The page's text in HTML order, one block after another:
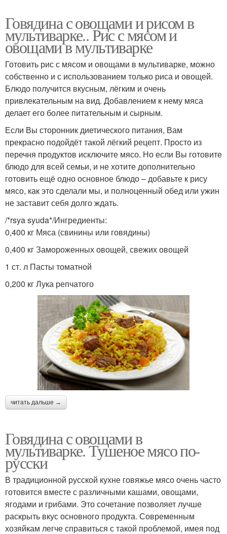
Говядина с овощами и рисом в
мультиварке.. Рис с мясом и
овощами в мультиварке
Готовить рис с мясом и овощами в мультиварке, можно
собственно и с использованием только риса и овощей.
Блюдо получится вкусным, лёгким и очень
привлекательным на вид. Добавлением к нему мяса
делает его более питательным и сырным.
Если Вы сторонник диетического питания, Вам
прекрасно подойдёт такой лёгкий рецепт. Просто из
перечня продуктов исключите мясо. Но если Вы готовите
блюдо для всей семьи, и не хотите дополнительно
готовить ещё одно основное блюдо – добавьте к рису
мясо, как это сделали мы, и полноценный обед или ужин
не заставит себя долго ждать.
/*rsya syuda*/Ингредиенты:
0,400 кг Мяса (свинины или говядины)
0,400 кг Замороженных овощей, свежих овощей
1 ст. л Пасты томатной
0,200 кг Лука репчатого
читать дальше →
Говядина с овощами в
мультиварке. Тушеное мясо по-
русски
В традиционной русской кухне говяжье мясо очень часто
готовится вместе с различными кашами, овощами,
ягодами и грибами. Это сочетание позволяет лучше
раскрыть вкус основного продукта. Современным
хозяйкам легче справиться с такой проблемой, имея под